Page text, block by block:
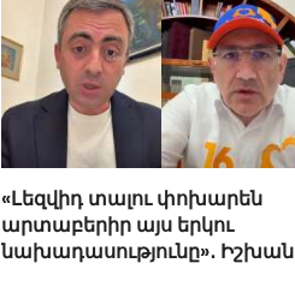
«Լեզվիդ տալու փոխարեն
արտաբերիր այս երկու
նախադասությունը»․ Իշխան